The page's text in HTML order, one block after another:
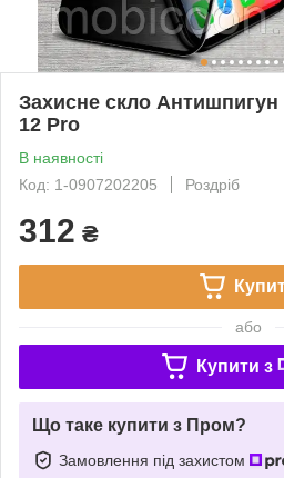
Захисне скло
12 Pro
В наявності
Код: 1-0907202205
Роздріб
312 ₴
або
Купити з
Що таке купити з Пром?
Замовлення під захистом